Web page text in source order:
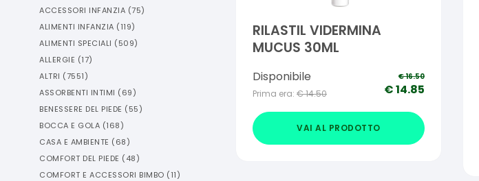
ACCESSORI INFANZIA (75)
ALIMENTI INFANZIA (119)
ALIMENTI SPECIALI (509)
ALLERGIE (17)
ALTRI (7551)
ASSORBENTI INTIMI (69)
BENESSERE DEL PIEDE (55)
BOCCA E GOLA (168)
CASA E AMBIENTE (68)
COMFORT DEL PIEDE (48)
COMFORT E ACCESSORI BIMBO (11)
RILASTIL VIDERMINA
MUCUS 30ML
Disponibile
Prima era: €14.50
€16.50
€14.85
VAI AL PRODOTTO